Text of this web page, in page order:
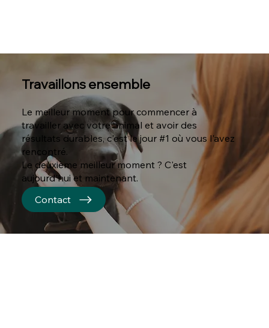
Travaillons ensemble
Le meilleur moment pour commencer à
travailler avec votre animal et avoir des
résultats durables, c'est le jour #1 où vous l'avez
rencontré.
Le deuxième meilleur moment ? C'est
aujourd'hui et maintenant.
Contact